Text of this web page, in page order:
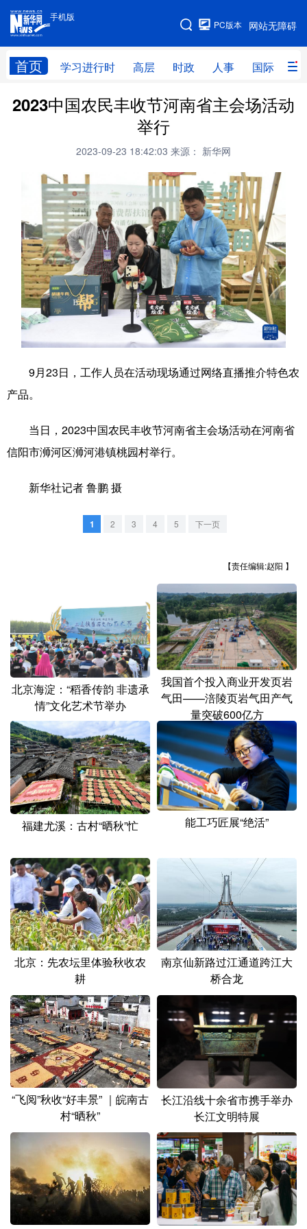
手机版
网站无障碍
PC版本
首页 学习进行时 高层 时政 人事 国际 财
手机版
网站地图
学习进行时 高层 时政 人事
全球连线
科技 科创 量子 体育
文化 书画 健康 军事
访谈 视频 图片 政务
法律 中央文件 金融 汽车
食品 人居 信息化 数字经济
学术中国 乡村振兴 银龄 溯源中国
文化产业
天津
江苏
福建 江西
山东 河南 湖北 湖南
广东 广西 海南 重庆
四川 贵州 云南 西藏
陕西 甘肃 青海 宁夏
新疆 内蒙古 黑龙江
多语种频道
English Español Français عربى
Deutsch Português
2023中国农民丰收节河南省主会场活动
举行
2023-09-23 18:42:03 来源： 新华网
9月23日，工作人员在活动现场通过网络直播推介特色农
产品。
当日，2023中国农民丰收节河南省主会场活动在河南省
信阳市浉河区浉河港镇桃园村举行。
新华社记者 鲁鹏 摄
1 2 3 4 5 下一页
【责任编辑:赵阳 】
北京海淀：“稻香传韵 非遗承
情”文化艺术节举办
我国首个投入商业开发页岩
气田——涪陵页岩气田产气
量突破600亿方
福建尤溪：古村“晒秋”忙 能工巧匠展“绝活”
北京：先农坛里体验秋收农
耕
南京仙新路过江通道跨江大
桥合龙
“飞阅”秋收“好丰景” ｜皖南古
村“晒秋”
长江沿线十余省市携手举办
长江文明特展